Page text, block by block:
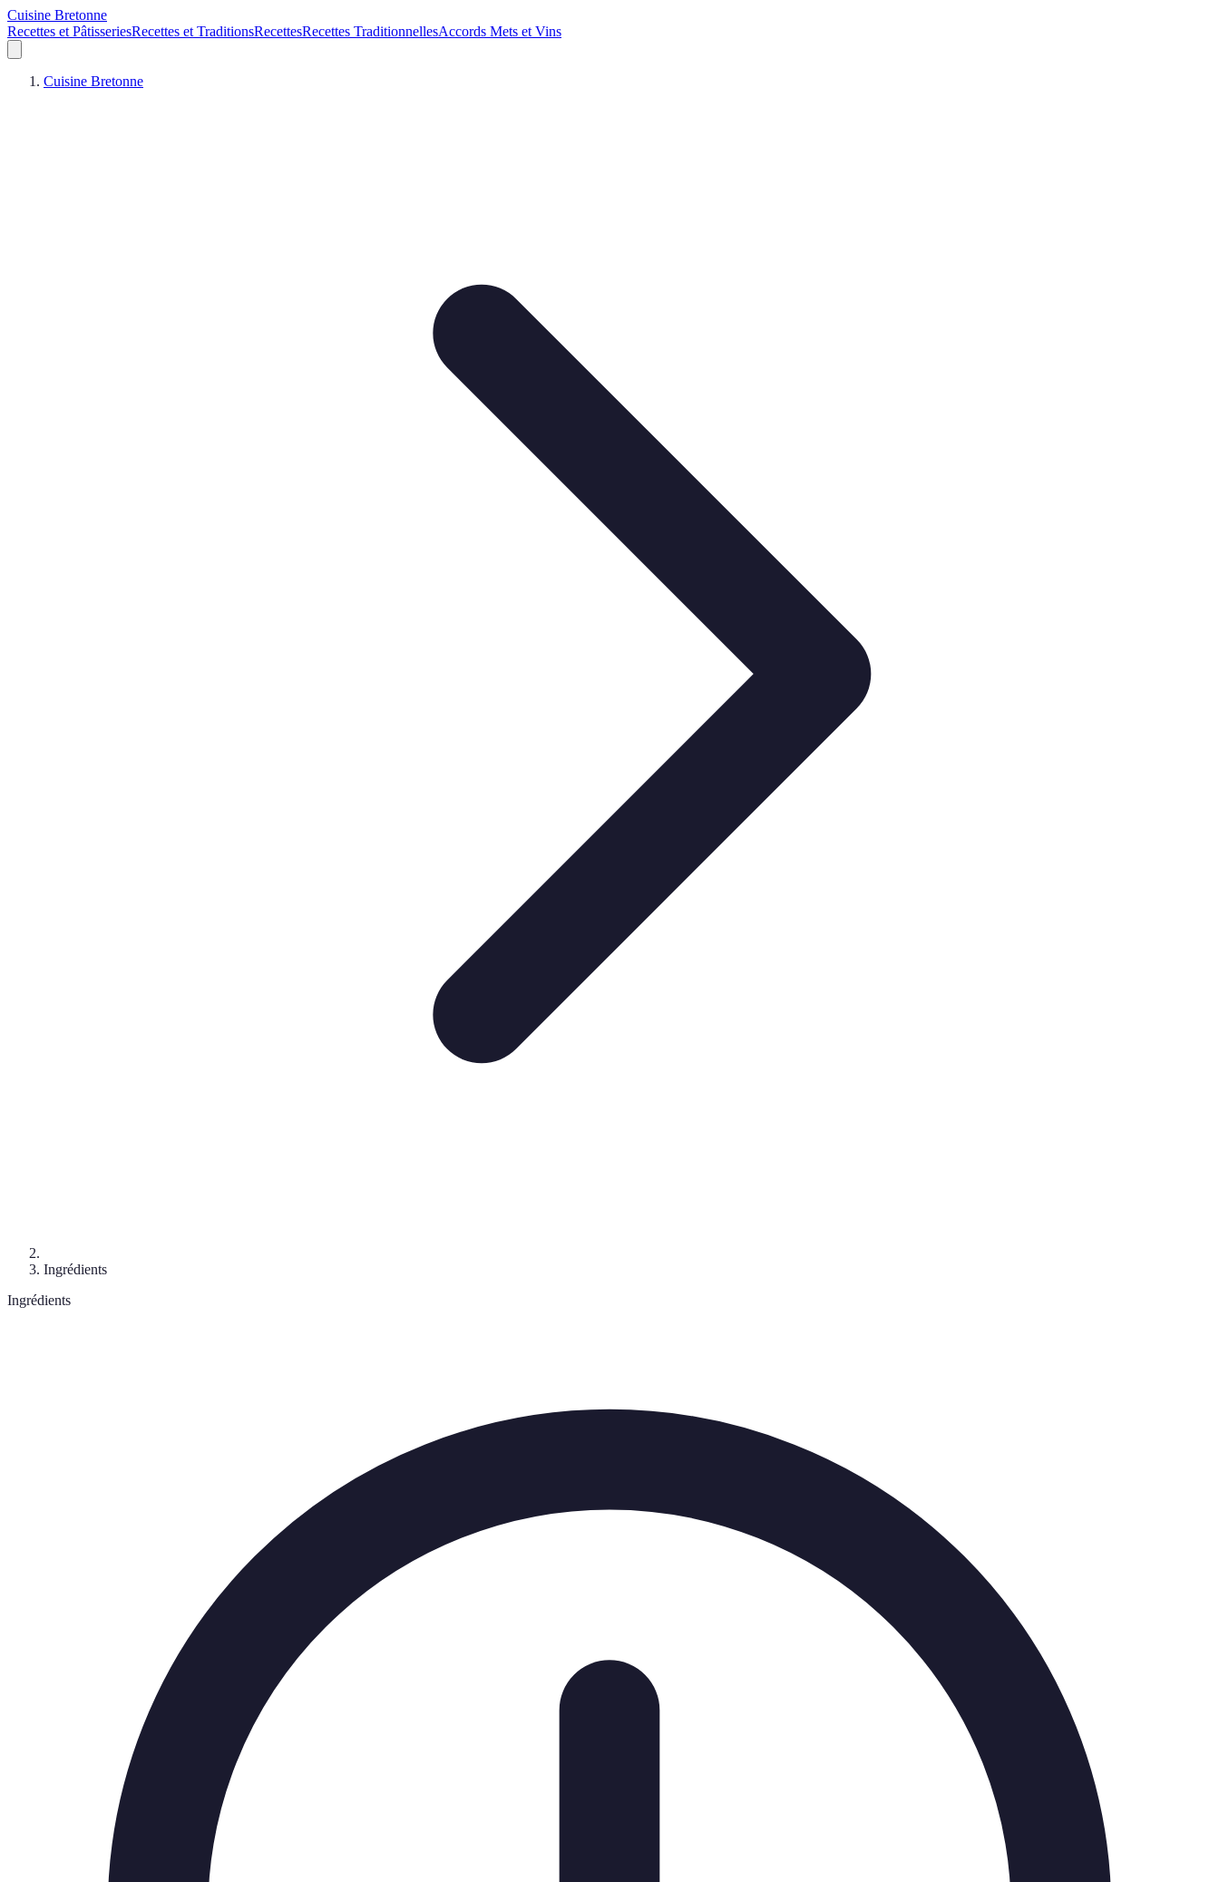
Cuisine Bretonne
Recettes et PâtisseriesRecettes et TraditionsRecettesRecettes TraditionnellesAccords Mets et Vins
Cuisine Bretonne
Ingrédients
Ingrédients